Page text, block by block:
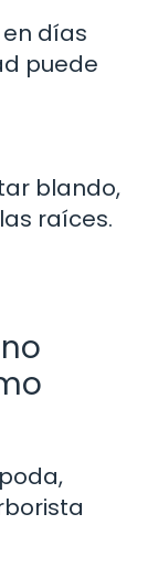
días
puede
blando,
raíces.